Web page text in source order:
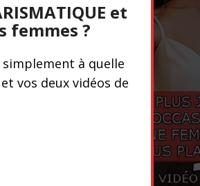
et
femmes ?
à quelle
vos deux vidéos de